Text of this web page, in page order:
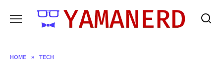
HOME » TECH